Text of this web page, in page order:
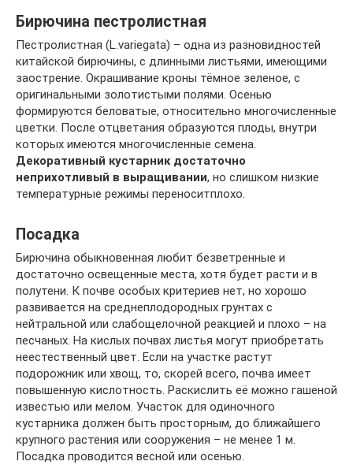
Бирючина пестролистная
Пестролистная (L.vаriegаtа) – одна из разновидностей
китайской бирючины, с длинными листьями, имеющими
заострение. Окрашивание кроны тёмное зеленое, с
оригинальными золотистыми полями. Осенью
формируются беловатые, относительно многочисленные
цветки. После отцветания образуются плоды, внутри
которых имеются многочисленные семена.
Декоративный кустарник достаточно
неприхотливый в выращивании, но слишком низкие
температурные режимы переноситплохо.
Посадка
Бирючина обыкновенная любит безветренные и
достаточно освещенные места, хотя будет расти и в
полутени. К почве особых критериев нет, но хорошо
развивается на среднеплодородных грунтах с
нейтральной или слабощелочной реакцией и плохо – на
песчаных. На кислых почвах листья могут приобретать
неестественный цвет. Если на участке растут
подорожник или хвощ, то, скорей всего, почва имеет
повышенную кислотность. Раскислить её можно гашеной
известью или мелом. Участок для одиночного
кустарника должен быть просторным, до ближайшего
крупного растения или сооружения – не менее 1 м.
Посадка проводится весной или осенью.